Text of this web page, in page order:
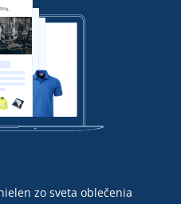
zo sveta oblečenia